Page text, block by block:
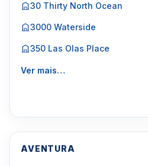
30 Thirty North Ocean
3000 Waterside
350 Las Olas Place
Ver mais…
AVENTURA